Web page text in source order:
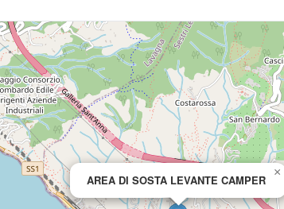
AREA DI SOSTA LEVANTE CAMPER
×